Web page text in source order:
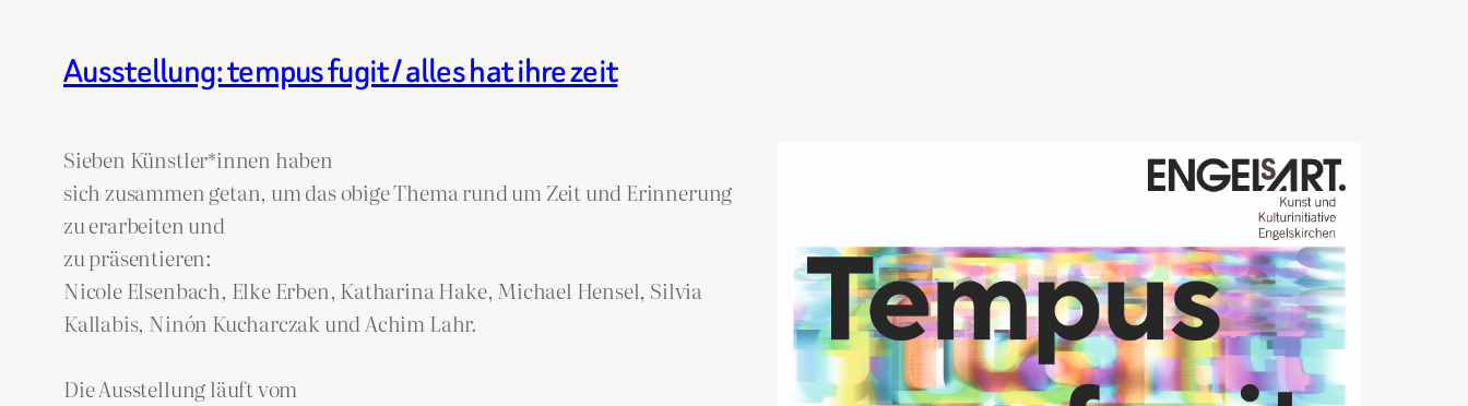
Ausstellung: tempus fugit / alles hat ihre zeit
Sieben Künstler*innen haben
sich zusammen getan, um das obige Thema rund um Zeit und Erinnerung
zu erarbeiten und
zu präsentieren:
Nicole Elsenbach, Elke Erben, Katharina Hake, Michael Hensel, Silvia
Kallabis, Ninón Kucharczak und Achim Lahr.
Die Ausstellung läuft vom